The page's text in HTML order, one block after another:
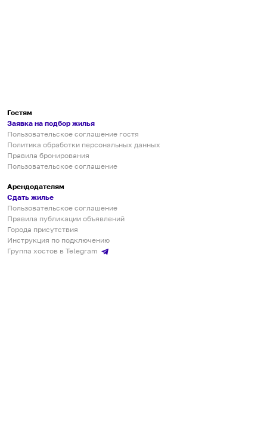
Гостям
Заявка на подбор жилья
Пользовательское соглашение гостя
Политика обработки персональных данных
Правила бронирования
Пользовательское соглашение
Арендодателям
Сдать жилье
Пользовательское соглашение
Правила публикации объявлений
Города присутствия
Инструкция по подключению
Группа хостов в Telegram